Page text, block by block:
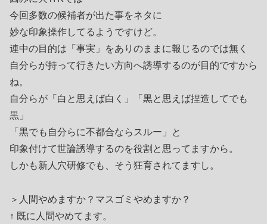
今回多数の候補者が出た事をネタに
妙な印象操作してるようですけど。
連中の目的は「事実」をありのままに報じるのでは無く
自分らが持って行きたい方向へ誘導するのが目的ですから
ね。
自分らが「白と思えば白く」「黒と思えば捏造してでも
黒」
「黒でも自分らに不都合ならスルー」と
印象付けて世論誘導するのを役割と思ってますから。
しかも新人穴研修でも、そう狂育されてますし。
＞人間やめますか？マスゴミやめますか？
↑ 既に人間やめてます。